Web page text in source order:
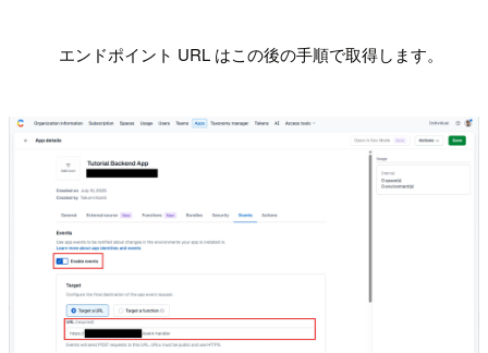
エンドポイント URL はこの後の手順で取得します。